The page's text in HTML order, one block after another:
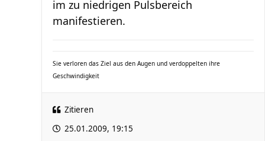
im zu niedrigen Pulsbereich
manifestieren.
Sie verloren das Ziel aus den Augen und verdoppelten ihre
Geschwindigkeit
Zitieren
25.01.2009, 19:15